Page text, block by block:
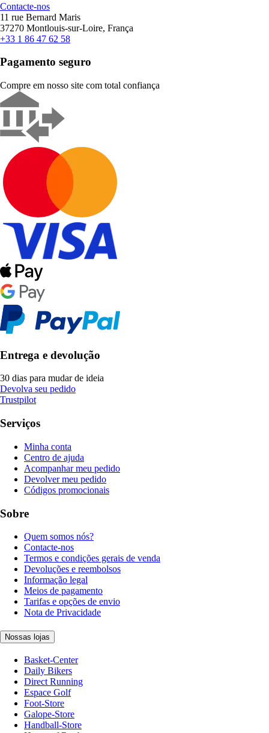
Contacte-nos
11 rue Bernard Maris
37270 Montlouis-sur-Loire, França
+33 1 86 47 62 58
Pagamento seguro
Compre em nosso site com total confiança
Entrega e devolução
30 dias para mudar de ideia
Devolva seu pedido
Trustpilot
Serviços
Minha conta
Centro de ajuda
Acompanhar meu pedido
Devolver meu pedido
Códigos promocionais
Sobre
Quem somos nós?
Contacte-nos
Termos e condições gerais de venda
Devoluções e reembolsos
Informação legal
Meios de pagamento
Tarifas e opções de envio
Nota de Privacidade
Nossas lojas
Basket-Center
Daily Bikers
Direct Running
Espace Golf
Foot-Store
Galope-Store
Handball-Store